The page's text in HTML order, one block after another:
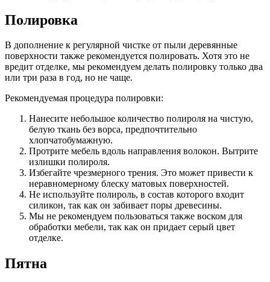
Полировка
В дополнение к регулярной чистке от пыли деревянные
поверхности также рекомендуется полировать. Хотя это не
вредит отделке, мы рекомендуем делать полировку только два
или три раза в год, но не чаще.
Рекомендуемая процедура полировки:
Нанесите небольшое количество полироля на чистую,
белую ткань без ворса, предпочтительно
хлопчатобумажную.
Протрите мебель вдоль направления волокон. Вытрите
излишки полироля.
Избегайте чрезмерного трения. Это может привести к
неравномерному блеску матовых поверхностей.
Не используйте полироль, в состав которого входит
силикон, так как он забивает поры древесины.
Мы не рекомендуем пользоваться также воском для
обработки мебели, так как он придает серый цвет
отделке.
Пятна